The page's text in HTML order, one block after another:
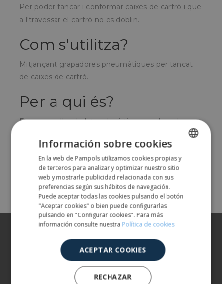
Per poder tancar i conformar caixes de cartró i que
a l'travessar el cartró no es doblin.
Com s'utilitza?
Mitjançant grapadores pneumàtiques per tancat
de caixes de cartró.
Per a qui és?
Empreses d'embalatge, logística o qualsevol
negoci que embali productes pesats en caixes de
cartró.
Share
Sobre nosaltres
Els nostres productes
Més informació
SPANISH
ENGLISH
Información sobre cookies
En la web de Pampols utilizamos cookies propias y
de terceros para analizar y optimizar nuestro sitio
web y mostrarle publicidad relacionada con sus
preferencias según sus hábitos de navegación.
Puede aceptar todas las cookies pulsando el botón
"Aceptar cookies" o bien puede configurarlas
pulsando en "Configurar cookies". Para más
información consulte nuestra Política de cookies
ACEPTAR COOKIES
RECHAZAR